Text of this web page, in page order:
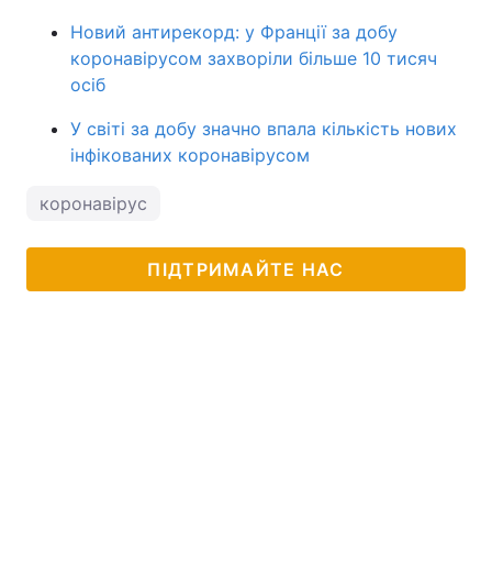
Новий антирекорд: у Франції за добу
коронавірусом захворіли більше 10 тисяч
осіб
У світі за добу значно впала кількість нових
інфікованих коронавірусом
коронавірус
ПІДТРИМАЙТЕ НАС